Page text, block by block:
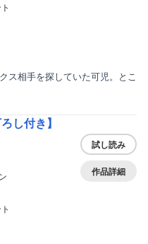
ス相手を探していた可児。とこ
し付き】
試し読み
作品詳細